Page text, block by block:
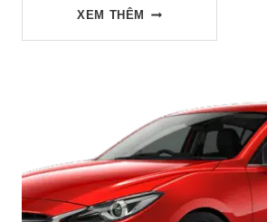
XEM THÊM CÓ
ĐỂ
THẢM
LÓT